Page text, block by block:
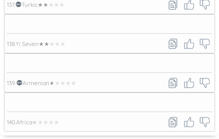
137. Turkic★★★★★
138.Yi Seven★★★★★
139. Armenian★★★★★
140. Africa★★★★★